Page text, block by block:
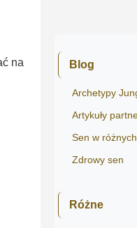
na Blog
Archetypy
Artykuły
Sen w
Zdrowy sen
Różne